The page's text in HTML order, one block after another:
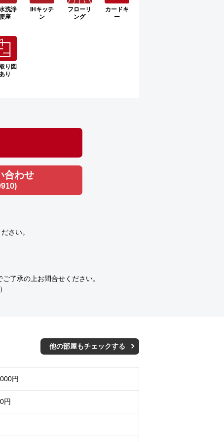
洗浄
座
IHキッチ
ン
フローリ
ング
カードキ
ー
り図
あり
合わせ
さい。
了承の上お問合せください。
他の部屋もチェックする
円
円